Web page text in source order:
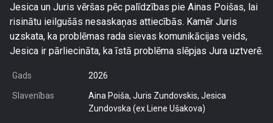
Jesica un Juris vēršas pēc palīdzības pie Ainas Poišas, lai
risinātu ieilgušās nesaskaņas attiecībās. Kamēr Juris
uzskata, ka problēmas rada sievas komunikācijas veids,
Jesica ir pārliecināta, ka īstā problēma slēpjas Jura uztverē.
Gads 2026
Slavenības
Aina Poiša, Juris Zundovskis, Jesica
Zundovska (ex Liene Ušakova)